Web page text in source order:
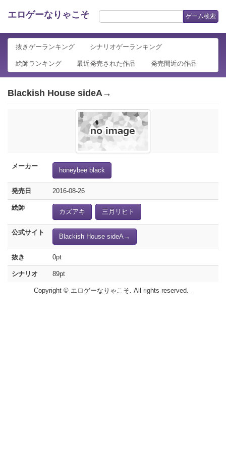
エロゲーなりゃこそ ゲーム検索
抜きゲーランキング シナリオゲーランキング
絵師ランキング 最近発売された作品 発売間近の作品
Blackish House sideA→
メーカー
honeybee black
発売日 2016-08-26
絵師
カズアキ 三月リヒト
公式サイト
Blackish House sideA→
抜き 0pt
シナリオ 89pt
Copyright © エロゲーなりゃこそ. All rights reserved._